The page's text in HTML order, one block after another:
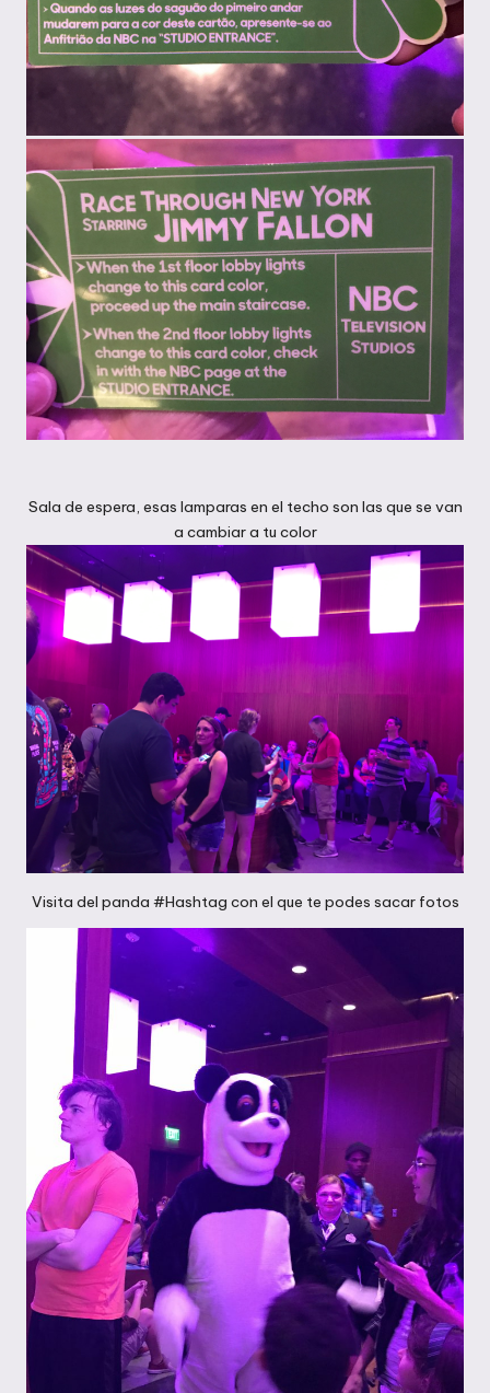
Sala de espera, esas lamparas en el techo son las que se van
a cambiar a tu color
Visita del panda #Hashtag con el que te podes sacar fotos